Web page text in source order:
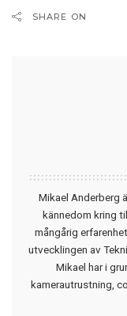
SHARE ON
Mikael Anderberg
kännedom kring
mångårig
utvecklingen av
Mikael har i
kamerautrustning,